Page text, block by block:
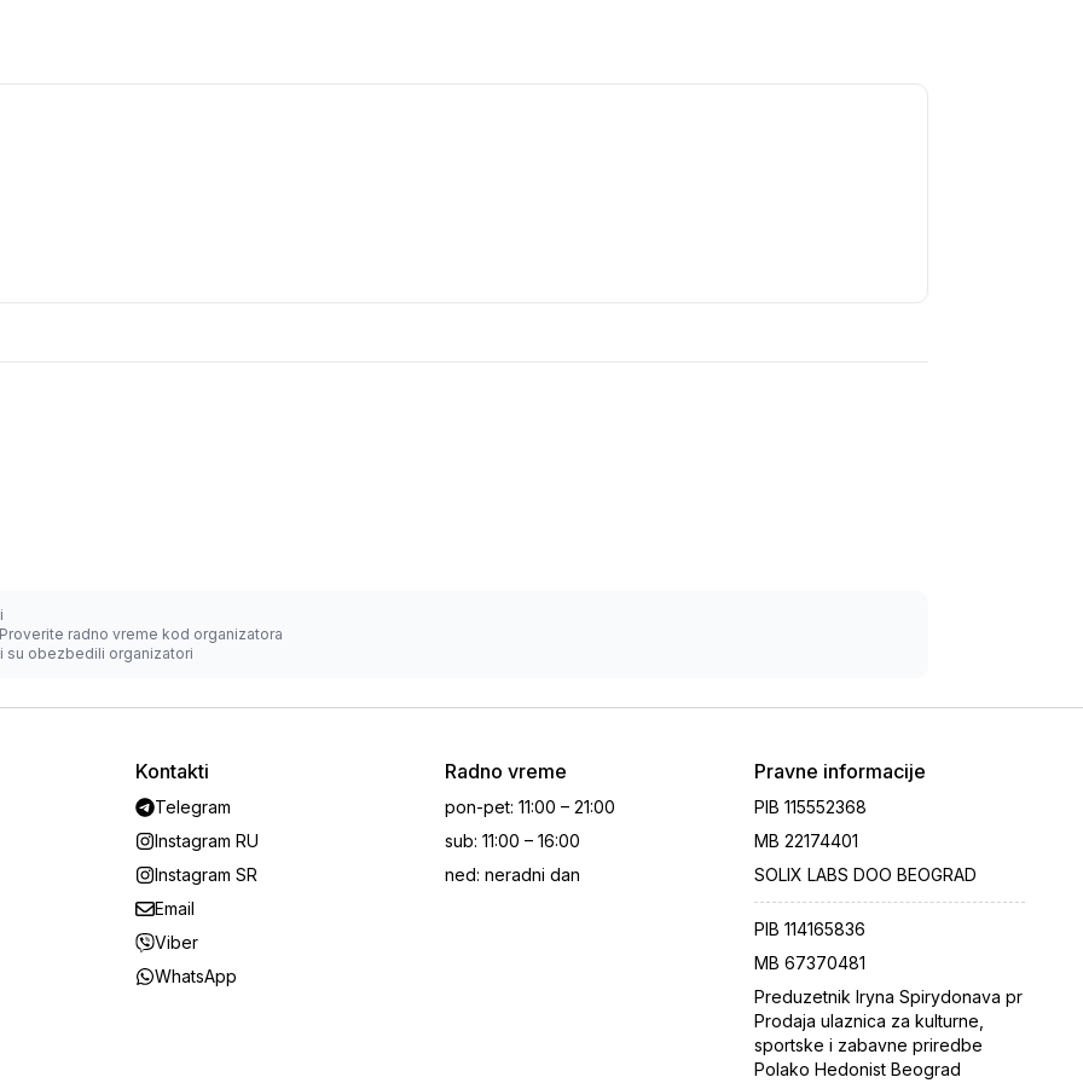
radno vreme kod organizatora
su obezbedili organizatori
Kontakti
Telegram
Instagram RU
Instagram SR
Email
Viber
WhatsApp
Radno vreme
pon-pet: 11:00 – 21:00
sub: 11:00 – 16:00
ned: neradni dan
Pravne informacije
PIB 115552368
MB 22174401
SOLIX LABS DOO BEOGRAD
PIB 114165836
MB 67370481
Preduzetnik Iryna Spirydonava pr
Prodaja ulaznica za kulturne,
sportske i zabavne priredbe
Polako Hedonist Beograd